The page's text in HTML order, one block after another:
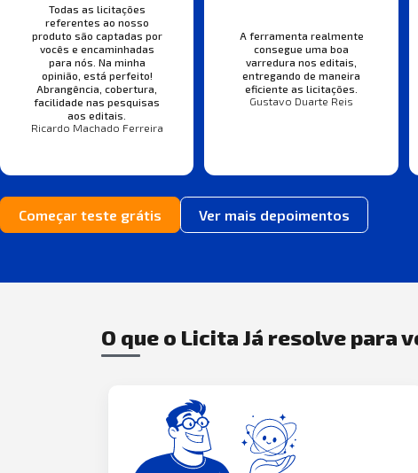
Todas as licitações
referentes ao nosso
produto são captadas por
vocês e encaminhadas
para nós. Na minha
opinião, está perfeito!
Abrangência, cobertura,
facilidade nas pesquisas
aos editais.
Ricardo Machado Ferreira
A ferramenta realmente
consegue uma boa
varredura nos editais,
entregando de maneira
eficiente as licitações.
Gustavo Duarte Reis
Começar teste grátis Ver mais depoimentos
O que o Licita Já resolve para